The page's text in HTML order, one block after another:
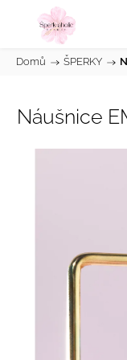
Domů / ŠPERKY /
Náušnice